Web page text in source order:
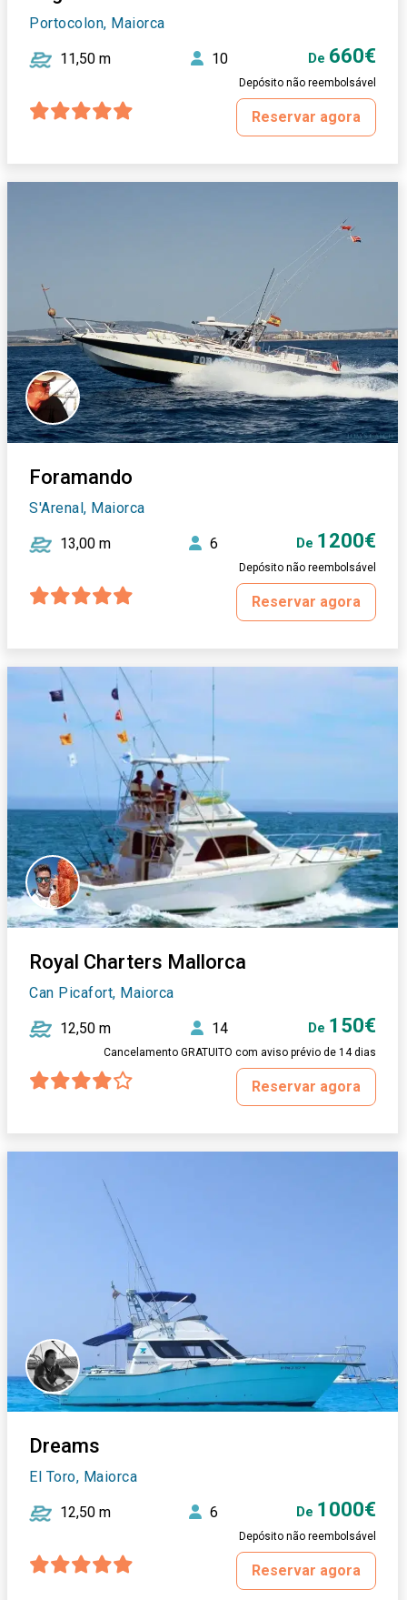
Portocolon, Maiorca
11,50 m 10 De 660€
Depósito não reembolsável
Reservar agora
Foramando
S'Arenal, Maiorca
13,00 m 6 De 1200€
Depósito não reembolsável
Reservar agora
Royal Charters Mallorca
Can Picafort, Maiorca
12,50 m 14 De 150€
Cancelamento GRATUITO com aviso prévio de 14 dias
Reservar agora
Dreams
El Toro, Maiorca
12,50 m 6 De 1000€
Depósito não reembolsável
Reservar agora